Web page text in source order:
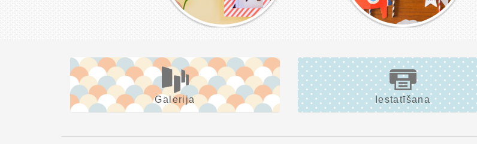
Galerija Iestatīšana